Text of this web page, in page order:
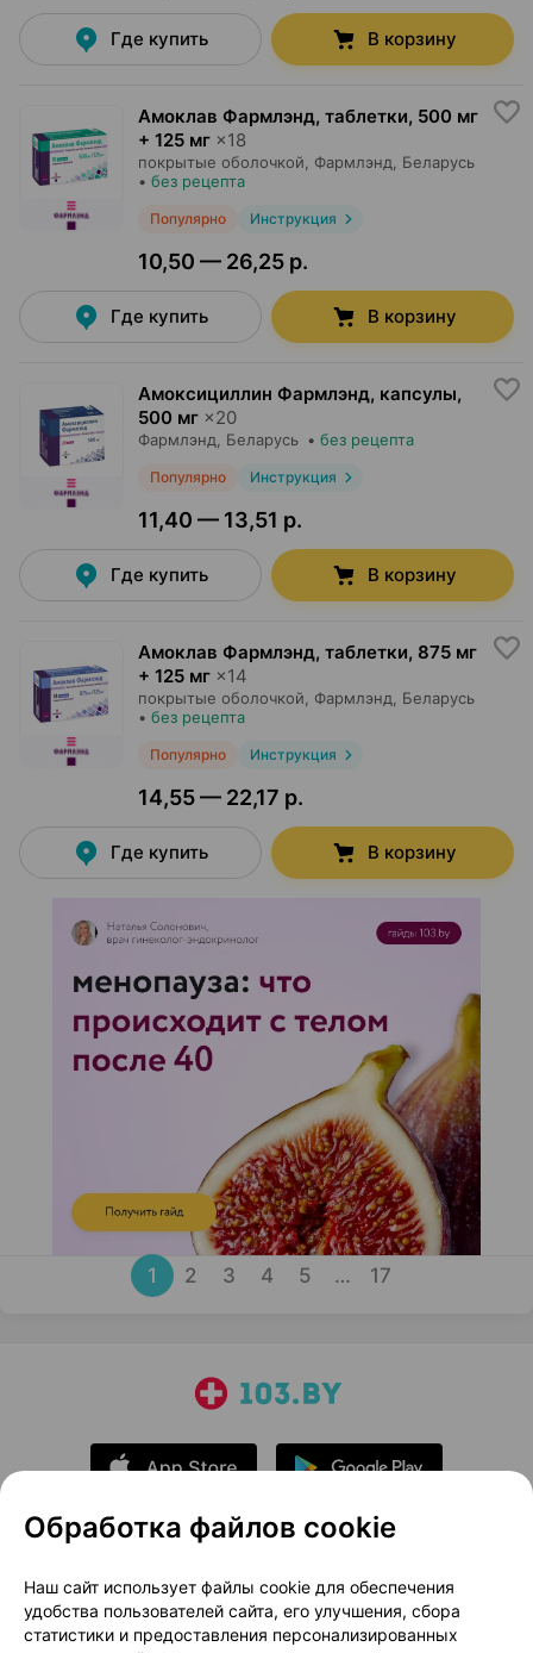
Где купить В корзину
Амоклав Фармлэнд, таблетки, 500 мг
+ 125 мг ×18
покрытые оболочкой, Фармлэнд , Беларусь
• без рецепта
Популярно Инструкция
10,50 — 26,25 р.
Где купить В корзину
Амоксициллин Фармлэнд, капсулы,
500 мг ×20
Фармлэнд , Беларусь • без рецепта
Популярно Инструкция
11,40 — 13,51 р.
Где купить В корзину
Амоклав Фармлэнд, таблетки, 875 мг
+ 125 мг ×14
покрытые оболочкой, Фармлэнд , Беларусь
• без рецепта
Популярно Инструкция
14,55 — 22,17 р.
Где купить В корзину
1 2 3 4 5 … 17
О проекте
Новости проекта
Размещение рекламы
Медицинский маркетинг
Обработка файлов cookie
Наш сайт использует файлы cookie для обеспечения
удобства пользователей сайта, его улучшения, сбора
статистики и предоставления персонализированных